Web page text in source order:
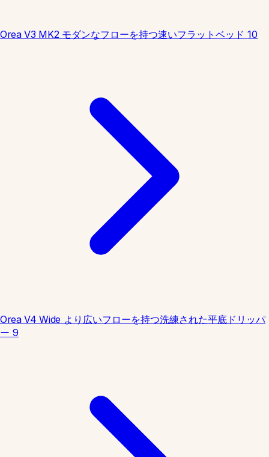
Orea V3 MK2 モダンなフローを持つ速いフラットベッド 10
Orea V4 Wide より広いフローを持つ洗練された平底ドリッパ
ー 9